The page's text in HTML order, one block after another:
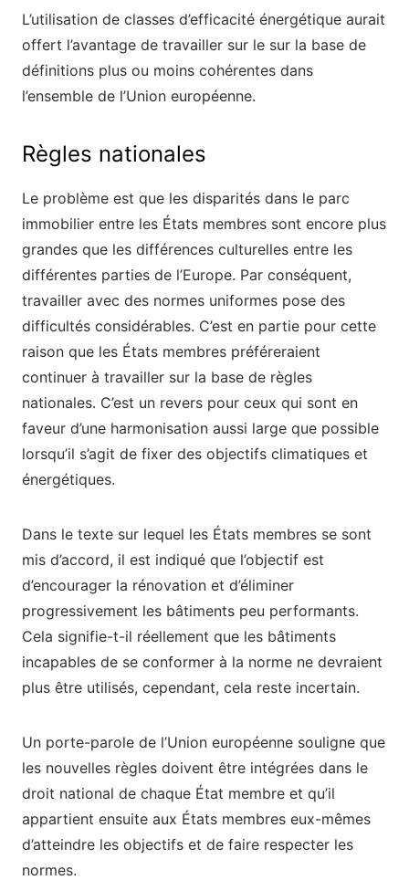
L’utilisation de classes d’efficacité énergétique aurait
offert l’avantage de travailler sur le sur la base de
définitions plus ou moins cohérentes dans
l’ensemble de l’Union européenne.
Règles nationales
Le problème est que les disparités dans le parc
immobilier entre les États membres sont encore plus
grandes que les différences culturelles entre les
différentes parties de l’Europe. Par conséquent,
travailler avec des normes uniformes pose des
difficultés considérables. C’est en partie pour cette
raison que les États membres préféreraient
continuer à travailler sur la base de règles
nationales. C’est un revers pour ceux qui sont en
faveur d’une harmonisation aussi large que possible
lorsqu’il s’agit de fixer des objectifs climatiques et
énergétiques.
Dans le texte sur lequel les États membres se sont
mis d’accord, il est indiqué que l’objectif est
d’encourager la rénovation et d’éliminer
progressivement les bâtiments peu performants.
Cela signifie-t-il réellement que les bâtiments
incapables de se conformer à la norme ne devraient
plus être utilisés, cependant, cela reste incertain.
Un porte-parole de l’Union européenne souligne que
les nouvelles règles doivent être intégrées dans le
droit national de chaque État membre et qu’il
appartient ensuite aux États membres eux-mêmes
d’atteindre les objectifs et de faire respecter les
normes.